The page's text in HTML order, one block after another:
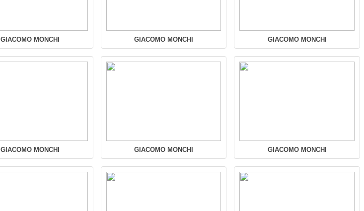
GIACOMO MONCHI GIACOMO MONCHI GIACOMO MONCHI
GIACOMO MONCHI GIACOMO MONCHI GIACOMO MONCHI